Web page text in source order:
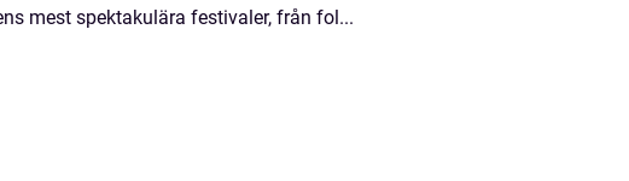
mest spektakulära festivaler, från fol...